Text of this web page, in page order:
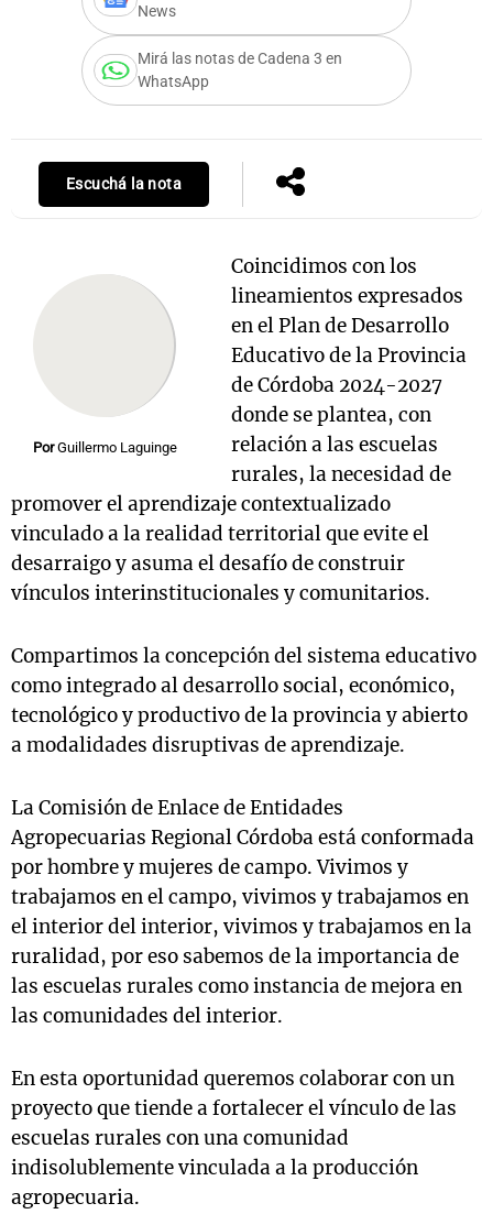
News
Mirá las notas de Cadena 3 en
WhatsApp
Escuchá la nota
Por Guillermo Laguinge
Coincidimos con los
lineamientos expresados
en el Plan de Desarrollo
Educativo de la Provincia
de Córdoba 2024-2027
donde se plantea, con
relación a las escuelas
rurales, la necesidad de
promover el aprendizaje contextualizado
vinculado a la realidad territorial que evite el
desarraigo y asuma el desafío de construir
vínculos interinstitucionales y comunitarios.
Compartimos la concepción del sistema educativo
como integrado al desarrollo social, económico,
tecnológico y productivo de la provincia y abierto
a modalidades disruptivas de aprendizaje.
La Comisión de Enlace de Entidades
Agropecuarias Regional Córdoba está conformada
por hombre y mujeres de campo. Vivimos y
trabajamos en el campo, vivimos y trabajamos en
el interior del interior, vivimos y trabajamos en la
ruralidad, por eso sabemos de la importancia de
las escuelas rurales como instancia de mejora en
las comunidades del interior.
En esta oportunidad queremos colaborar con un
proyecto que tiende a fortalecer el vínculo de las
escuelas rurales con una comunidad
indisolublemente vinculada a la producción
agropecuaria.